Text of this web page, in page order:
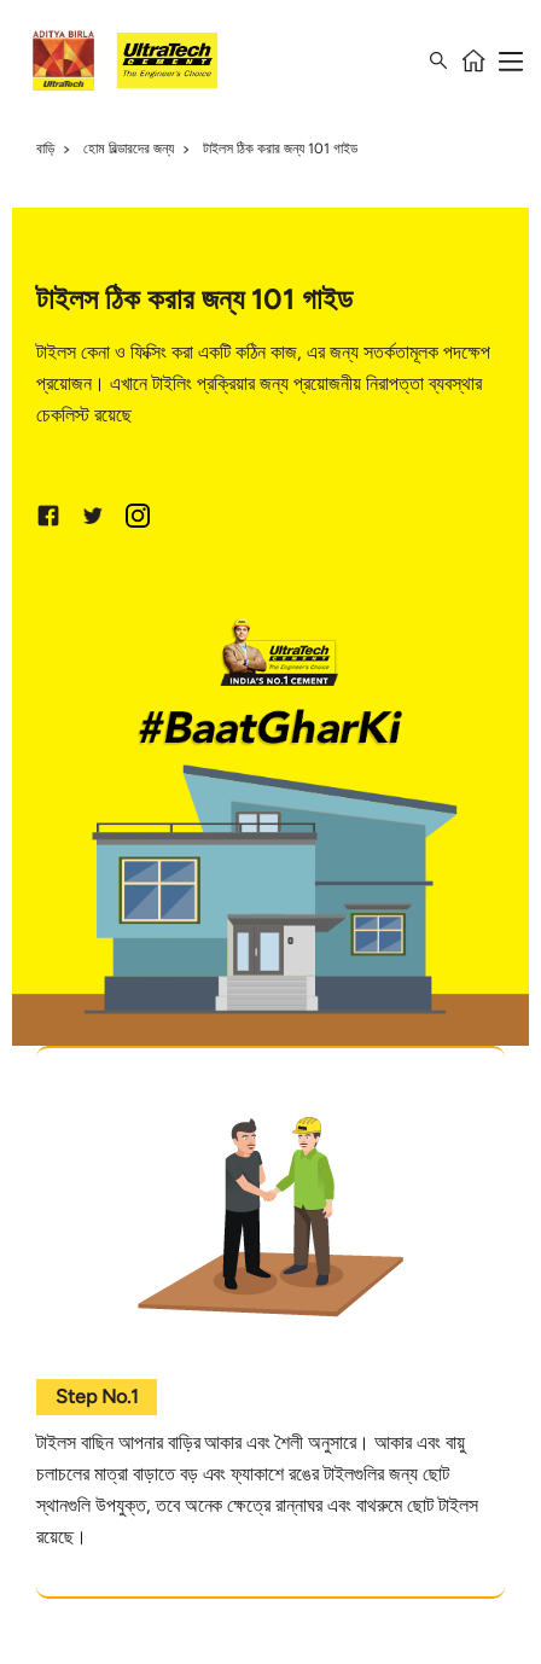
বাড়ি হোম বিল্ডারদের জন্য টাইলস ঠিক করার জন্য 101 গাইড
টাইলস ঠিক করার জন্য 101 গাইড
টাইলস কেনা ও ফিক্সিং করা একটি কঠিন কাজ, এর জন্য সতর্কতামূলক পদক্ষেপ
প্রয়োজন। এখানে টাইলিং প্রক্রিয়ার জন্য প্রয়োজনীয় নিরাপত্তা ব্যবস্থার
চেকলিস্ট রয়েছে
Step No.1
টাইলস বাছিন আপনার বাড়ির আকার এবং শৈলী অনুসারে। আকার এবং বায়ু
চলাচলের মাত্রা বাড়াতে বড় এবং ফ্যাকাশে রঙের টাইলগুলির জন্য ছোট
স্থানগুলি উপযুক্ত, তবে অনেক ক্ষেত্রে রান্নাঘর এবং বাথরুমে ছোট টাইলস
রয়েছে।